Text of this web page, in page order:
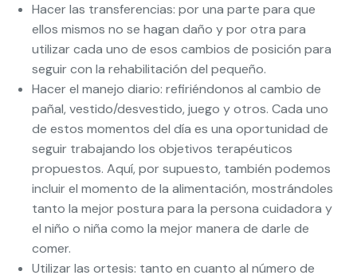
Hacer las transferencias: por una parte para que
ellos mismos no se hagan daño y por otra para
utilizar cada uno de esos cambios de posición para
seguir con la rehabilitación del pequeño.
Hacer el manejo diario: refiriéndonos al cambio de
pañal, vestido/desvestido, juego y otros. Cada uno
de estos momentos del día es una oportunidad de
seguir trabajando los objetivos terapéuticos
propuestos. Aquí, por supuesto, también podemos
incluir el momento de la alimentación, mostrándoles
tanto la mejor postura para la persona cuidadora y
el niño o niña como la mejor manera de darle de
comer.
Utilizar las ortesis: tanto en cuanto al número de